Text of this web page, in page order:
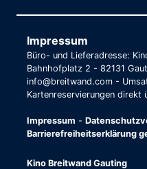
Impressum
Büro- und Lieferadresse:
Bahnhofplatz 2 - 82131
info@breitwand.com -
Kartenreservierungen direkt
Impressum -
Barrierefreiheitserklärung
Kino Breitwand Gauting